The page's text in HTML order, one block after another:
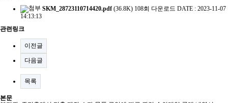
SKM_28723110714420.pdf(36.8K) 108회 다운로드 DATE : 2023-11-07
14:13:13
관련링크
이전글
다음글
목록
본문